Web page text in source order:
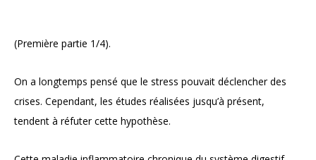
(Première partie 1/4).
On a longtemps pensé que le stress pouvait déclencher des
crises. Cependant, les études réalisées jusqu’à présent,
tendent à réfuter cette hypothèse.